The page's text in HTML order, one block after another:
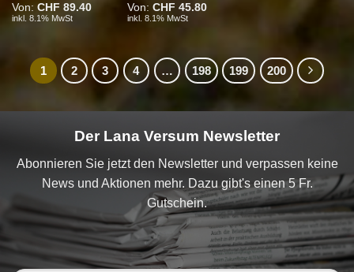
Von: CHF 89.40
inkl. 8.1% MwSt
Von: CHF 45.80
inkl. 8.1% MwSt
1 2 3 4 … 198 199 200
Der Lana Versum Newsletter
Abonnieren Sie jetzt den Newsletter und verpassen keine
News und Aktionen mehr. Dazu gibt's einen 5 Fr.
Gutschein.